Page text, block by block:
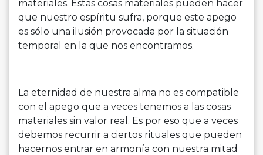
materiales. Estas cosas materiales pueden hacer
que nuestro espíritu sufra, porque este apego
es sólo una ilusión provocada por la situación
temporal en la que nos encontramos.
La eternidad de nuestra alma no es compatible
con el apego que a veces tenemos a las cosas
materiales sin valor real. Es por eso que a veces
debemos recurrir a ciertos rituales que pueden
hacernos entrar en armonía con nuestra mitad